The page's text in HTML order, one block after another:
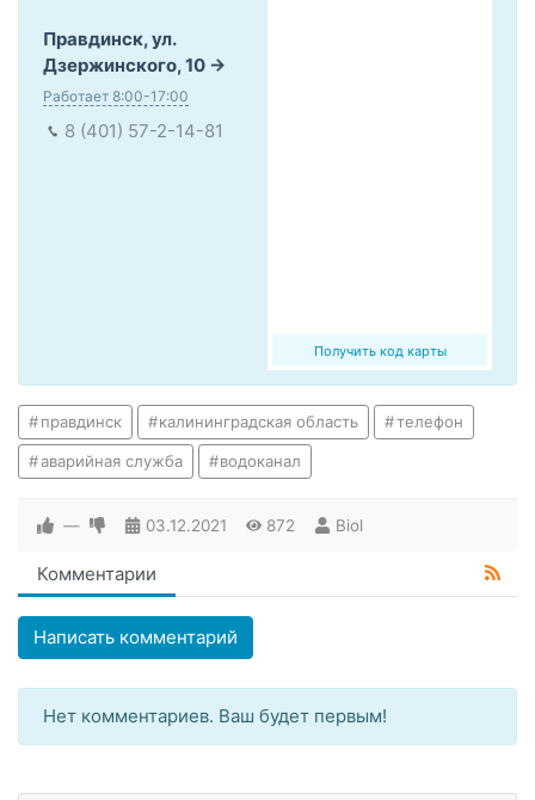
Получить код карты
Правдинск, ул.
Дзержинского, 10
Работает 8:00-17:00
8 (401) 57-2-14-81
правдинск калининградская область телефон
аварийная служба водоканал
— 03.12.2021 872 Biol
Комментарии
Написать комментарий
Нет комментариев. Ваш будет первым!